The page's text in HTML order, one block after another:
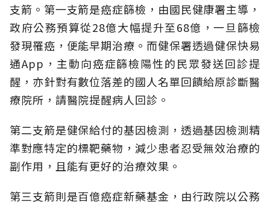
支箭。第一支箭是癌症篩檢，由國民健康署主導，
政府公務預算從28億大幅提升至68億，一旦篩檢
發現罹癌，便能早期治療。而健保署透過健保快易
通App，主動向癌症篩檢陽性的民眾發送回診提
醒，亦針對有數位落差的國人名單回饋給原診斷醫
療院所，請醫院提醒病人回診。
第二支箭是健保給付的基因檢測，透過基因檢測精
準對應特定的標靶藥物，減少患者忍受無效治療的
副作用，且能有更好的治療效果。
第三支箭則是百億癌症新藥基金，由行政院以公務